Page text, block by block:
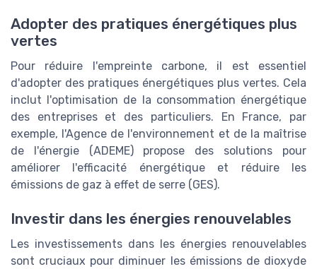
Adopter des pratiques énergétiques plus
vertes
Pour réduire l'empreinte carbone, il est essentiel
d'adopter des pratiques énergétiques plus vertes. Cela
inclut l'optimisation de la consommation énergétique
des entreprises et des particuliers. En France, par
exemple, l'Agence de l'environnement et de la maîtrise
de l'énergie (ADEME) propose des solutions pour
améliorer l'efficacité énergétique et réduire les
émissions de gaz à effet de serre (GES).
Investir dans les énergies renouvelables
Les investissements dans les énergies renouvelables
sont cruciaux pour diminuer les émissions de dioxyde